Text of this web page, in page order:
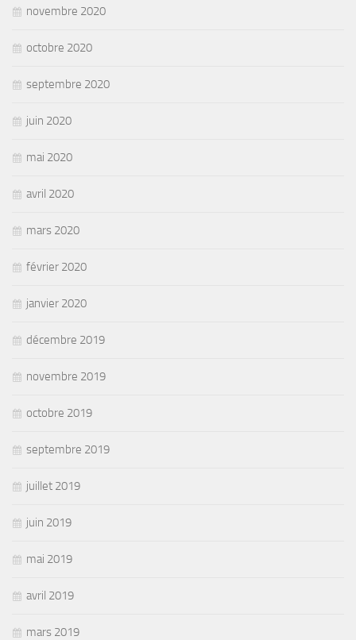
novembre 2020
octobre 2020
septembre 2020
juin 2020
mai 2020
avril 2020
mars 2020
février 2020
janvier 2020
décembre 2019
novembre 2019
octobre 2019
septembre 2019
juillet 2019
juin 2019
mai 2019
avril 2019
mars 2019